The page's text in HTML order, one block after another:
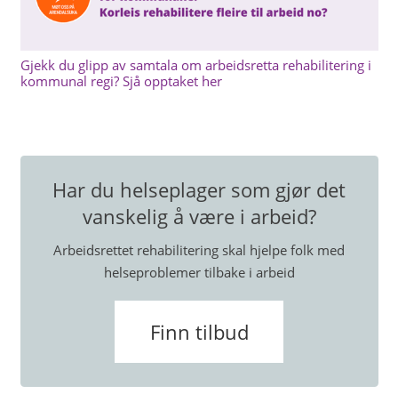
Gjekk du glipp av samtala om arbeidsretta rehabilitering i
kommunal regi? Sjå opptaket her
Har du helseplager som gjør det
vanskelig å være i arbeid?
Arbeidsrettet rehabilitering skal hjelpe folk med
helseproblemer tilbake i arbeid
Finn tilbud